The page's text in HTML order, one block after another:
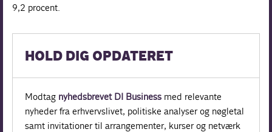
9,2 procent.
HOLD DIG OPDATERET
Modtag nyhedsbrevet DI Business med relevante
nyheder fra erhvervslivet, politiske analyser og nøgletal
samt invitationer til arrangementer, kurser og netværk